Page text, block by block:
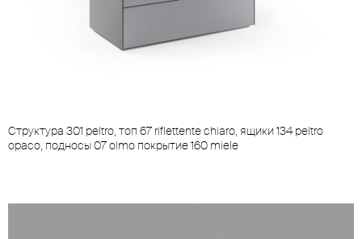
Cтруктура 301 peltro, топ 67 riflettente chiaro, ящики 134 peltro
opaco, подносы 07 olmo покрытие 160 miele